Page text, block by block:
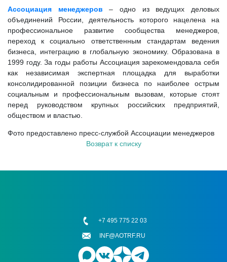
Ассоциация менеджеров – одно из ведущих деловых
объединений России, деятельность которого нацелена на
профессиональное развитие сообщества менеджеров,
переход к социально ответственным стандартам ведения
бизнеса, интеграцию в глобальную экономику. Образована в
1999 году. За годы работы Ассоциация зарекомендовала себя
как независимая экспертная площадка для выработки
консолидированной позиции бизнеса по наиболее острым
социальным и профессиональным вызовам, которые стоят
перед руководством крупных российских предприятий,
обществом и властью.
Фото предоставлено пресс-службой Ассоциации менеджеров
Возврат к списку
+7 495 775 22 03
INF@AOTRF.RU